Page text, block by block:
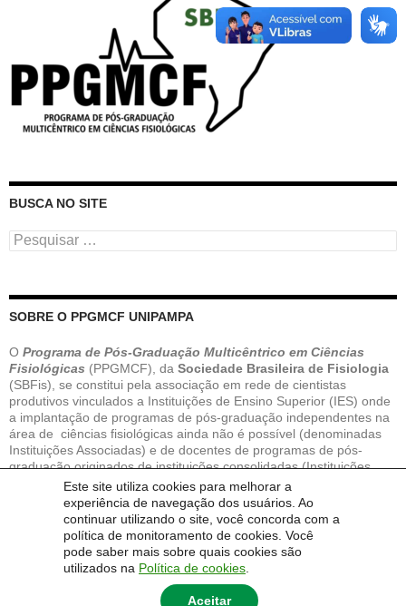
Este site utiliza cookies para melhorar a
experiência de navegação dos usuários. Ao
continuar utilizando o site, você concorda com a
política de monitoramento de cookies. Você
pode saber mais sobre quais cookies são
utilizados na Política de cookies
Aceitar
BUSCA NO SITE
Pesquisar
por:
SOBRE O PPGMCF UNIPAMPA
O Programa de Pós-Graduação Multicêntrico em Ciências
Fisiológicas (PPGMCF), da Sociedade Brasileira de Fisiologia
(SBFis), se constitui pela associação em rede de cientistas
produtivos vinculados a Instituições de Ensino Superior (IES) onde
a implantação de programas de pós-graduação independentes na
área de ciências fisiológicas ainda não é possível (denominadas
Instituições Associadas) e de docentes de programas de pós-
graduação originados de instituições consolidadas (Instituições
Nucleadoras).
Universidade Federal do Pampa foi admitida como Instituição
Associada no PPGMCF em 2016, e desde então oferta o curso de
MestradoeDoutorado em Ciências Fisiológicas.